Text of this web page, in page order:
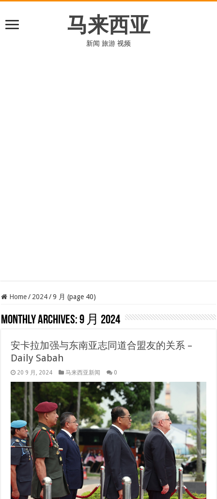
马来西亚
新闻 旅游 视频
Home / 2024 / 9 月 (page 40)
Monthly Archives:9 月 2024
安卡拉加强与东南亚志同道合盟友的关系 –
Daily Sabah
20 9 月, 2024 马来西亚新闻 0